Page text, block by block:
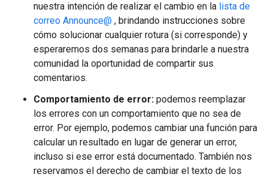
nuestra intención de realizar el cambio en la lista de
correo Announce@ , brindando instrucciones sobre
cómo solucionar cualquier rotura (si corresponde) y
esperaremos dos semanas para brindarle a nuestra
comunidad la oportunidad de compartir sus
comentarios.
Comportamiento de error: podemos reemplazar
los errores con un comportamiento que no sea de
error. Por ejemplo, podemos cambiar una función para
calcular un resultado en lugar de generar un error,
incluso si ese error está documentado. También nos
reservamos el derecho de cambiar el texto de los